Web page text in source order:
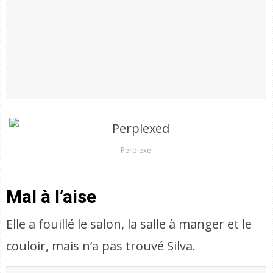
Perplexe
Mal à l’aise
Elle a fouillé le salon, la salle à manger et le
couloir, mais n’a pas trouvé Silva.